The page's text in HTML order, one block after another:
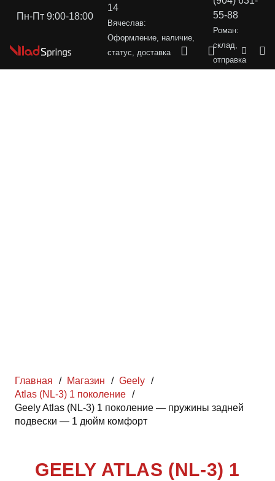
Пн-Пт 9:00-18:00
14
Вячеслав:
Оформление, наличие,
статус, доставка
55-88
Роман:
склад,
отправка
Главная / Магазин / Geely /
Atlas (NL-3) 1 поколение /
Geely Atlas (NL-3) 1 поколение — пружины задней
подвески — 1 дюйм комфорт
GEELY ATLAS (NL-3) 1